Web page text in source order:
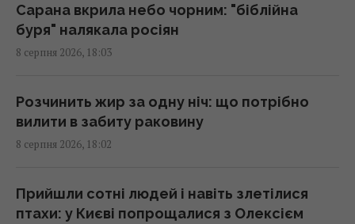
До 2030 року в Україні стане на третину
менше першокласників: експертка
16:46 субота, 08 серпня 2026
Росія готує потужний удар по енергетиці
16:43 субота, 08 серпня 2026
Сарана вкрила небо чорним: "біблійна
буря" налякала росіян
8 серпня 2026, 18:03
Розчинить жир за одну ніч: що потрібно
вилити в забиту раковину
8 серпня 2026, 18:02
Прийшли сотні людей і навіть злетілися
птахи: у Києві попрощалися з Олексієм